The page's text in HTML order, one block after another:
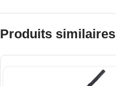
Produits similaires